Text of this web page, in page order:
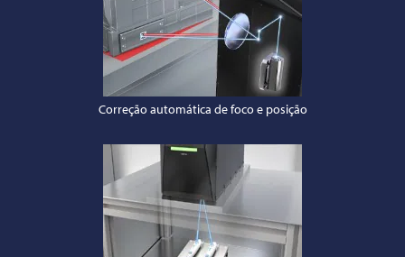
Correção automática de foco e posição